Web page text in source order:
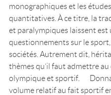
monographiques et les
quantitatives. À ce titre, la
et paralympiques laissent est
questionnements sur le sport,
sociétés. Autrement dit,
thèmes qu’il faut admettre
olympique et sportif.
volume relatif au fait sportif